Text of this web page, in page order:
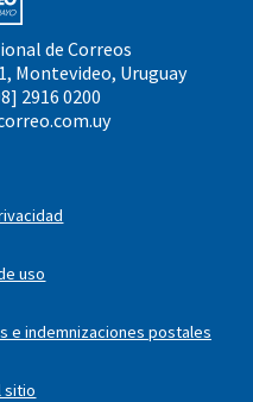
de Correos
Montevideo, Uruguay
2916 0200
uso
e indemnizaciones postales
sitio